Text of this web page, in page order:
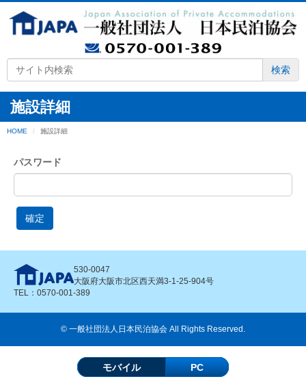
検索
施設詳細
HOME 施設詳細
パスワード
確定
530-0047
大阪府大阪市北区西天満3-1-25-904号
TEL：0570-001-389
© 一般社団法人日本民泊協会 All Rights Reserved.
モバイル PC